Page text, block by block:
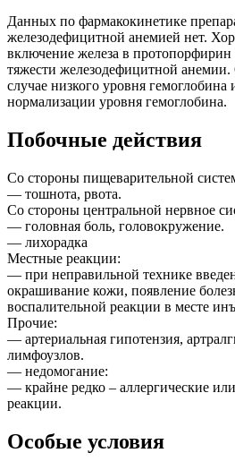
Данных по фармакокинетике
железодефицитной анемией нет.
включение железа в протопорфирин
тяжести железодефицитной
случае низкого уровня
нормализации уровня гемоглобина.
Побочные действия
Со стороны пищеварительной
— тошнота, рвота.
Со стороны центральной нервное
— головная боль, головокружение.
— лихорадка
Местные реакции:
— при неправильной технике
окрашивание кожи, появление
воспалительной реакции в месте
Прочие:
— артериальная гипотензия,
лимфоузлов.
— недомогание:
— крайне редко – аллергические
реакции.
Особые условия